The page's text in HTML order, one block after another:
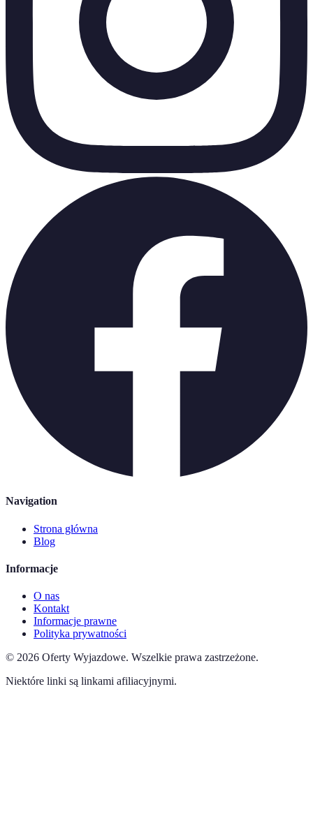
Navigation
Strona główna
Blog
Informacje
O nas
Kontakt
Informacje prawne
Polityka prywatności
© 2026 Oferty Wyjazdowe. Wszelkie prawa zastrzeżone.
Niektóre linki są linkami afiliacyjnymi.